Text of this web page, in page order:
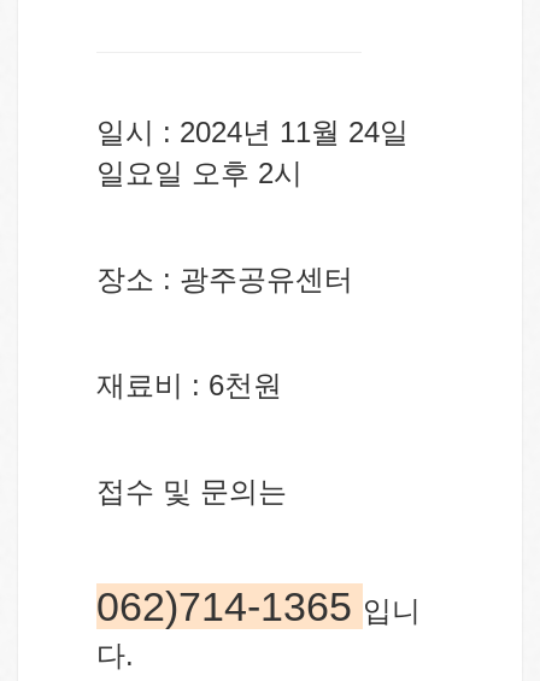
일시 : 2024년 11월 24일
일요일 오후 2시
장소 : 광주공유센터
재료비 : 6천원
접수 및 문의는
062)714-1365 입니
다.